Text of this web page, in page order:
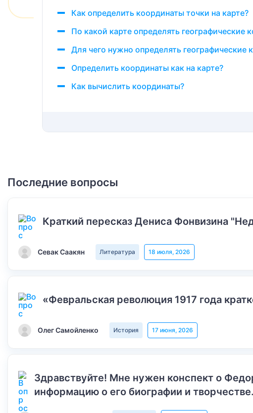
Как определить координаты точки на карте?
По какой карте определять географические
Для чего нужно определять географические
Определить координаты как на карте?
Как вычислить координаты?
Последние вопросы
Краткий пересказ Дениса Фонвизина
Севак Саакян Литература 18 июля, 2026
«Февральская революция 1917 года
Олег Самойленко История 17 июня, 2026
Здравствуйте! Мне нужен конспект о
информацию о его биографии и